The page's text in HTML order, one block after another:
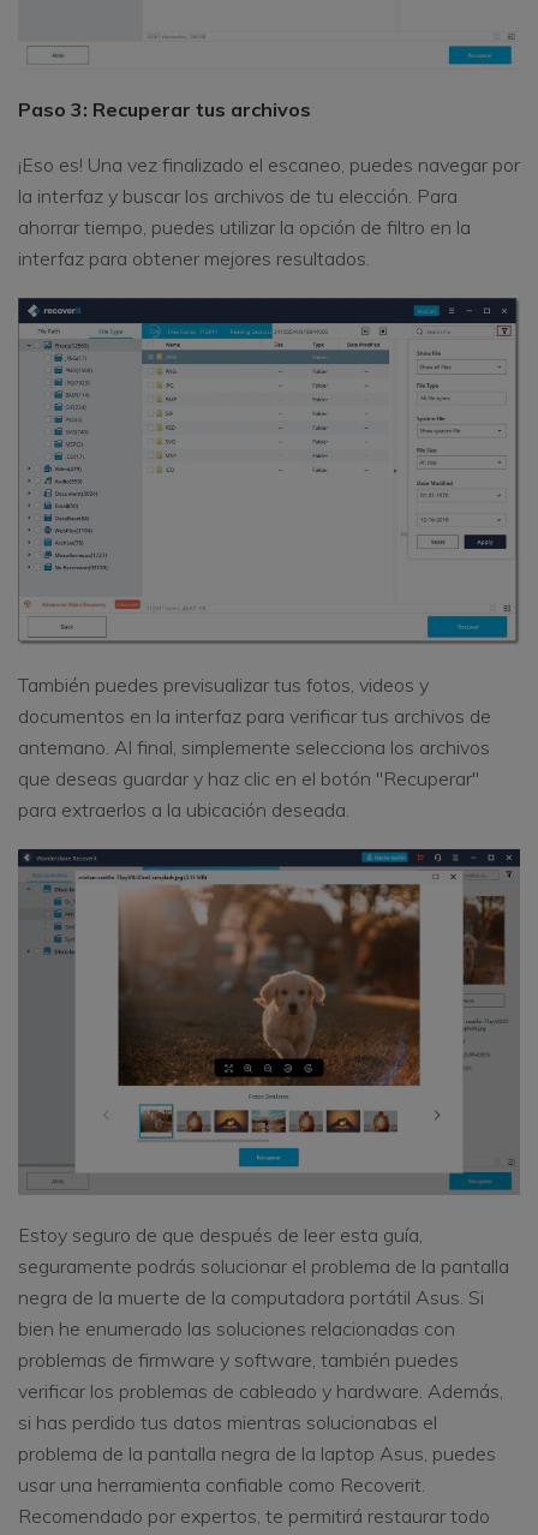
Paso 3: Recuperar tus archivos
¡Eso es! Una vez finalizado el escaneo, puedes navegar por
la interfaz y buscar los archivos de tu elección. Para
ahorrar tiempo, puedes utilizar la opción de filtro en la
interfaz para obtener mejores resultados.
También puedes previsualizar tus fotos, videos y
documentos en la interfaz para verificar tus archivos de
antemano. Al final, simplemente selecciona los archivos
que deseas guardar y haz clic en el botón "Recuperar"
para extraerlos a la ubicación deseada.
Estoy seguro de que después de leer esta guía,
seguramente podrás solucionar el problema de la pantalla
negra de la muerte de la computadora portátil Asus. Si
bien he enumerado las soluciones relacionadas con
problemas de firmware y software, también puedes
verificar los problemas de cableado y hardware. Además,
si has perdido tus datos mientras solucionabas el
problema de la pantalla negra de la laptop Asus, puedes
usar una herramienta confiable como Recoverit.
Recomendado por expertos, te permitirá restaurar todo